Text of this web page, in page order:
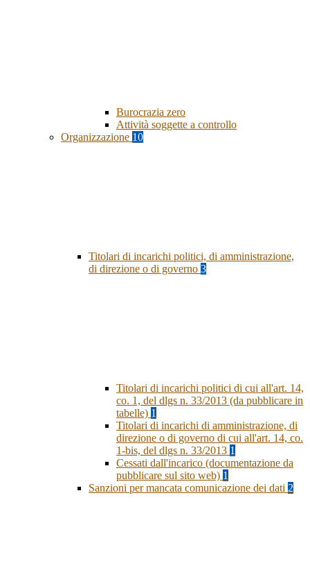
Burocrazia zero
Attività soggette a controllo
Organizzazione 10
Titolari di incarichi politici, di amministrazione,
di direzione o di governo 3
Titolari di incarichi politici di cui all'art. 14,
co. 1, del dlgs n. 33/2013 (da pubblicare in
tabelle) 1
Titolari di incarichi di amministrazione, di
direzione o di governo di cui all'art. 14, co.
1-bis, del dlgs n. 33/2013 1
Cessati dall'incarico (documentazione da
pubblicare sul sito web) 1
Sanzioni per mancata comunicazione dei dati 2